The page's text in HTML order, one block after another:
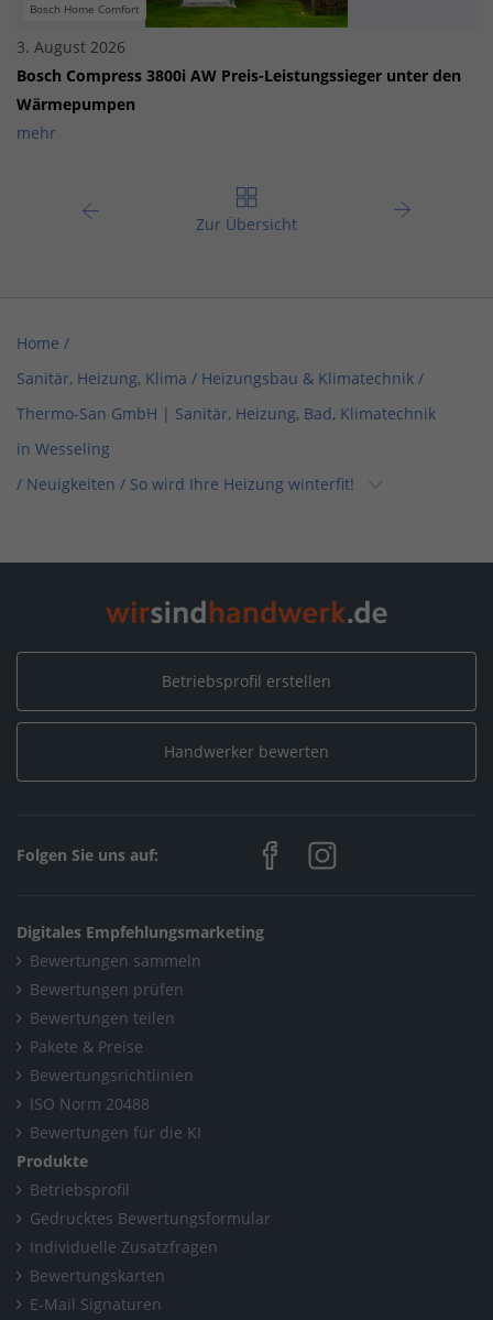
Bosch Home Comfort
3. August 2026
Bosch Compress 3800i AW Preis-Leistungssieger unter den
Wärmepumpen
mehr
Zur Übersicht
Home /
Sanitär, Heizung, Klima / Heizungsbau & Klimatechnik /
Thermo-San GmbH | Sanitär, Heizung, Bad, Klimatechnik
in Wesseling
/ Neuigkeiten / So wird Ihre Heizung winterfit!
Thermo-San GmbH | Sanitär, Heizung, Bad, Klimatechnik in
Sanitär, Heizung, Klima / Installation & Heizungsbau
Thermo-San GmbH | Sanitär, Heizung, Bad, Klimatechnik in
/ Neuigkeiten / So wird Ihre Heizung winterfit!
Thermo-San GmbH | Sanitär, Heizung, Bad, Klimatechnik in
/ Neuigkeiten / So wird Ihre Heizung winterfit!
Home /
Sanitär, Heizung, Klima / Solar, Photovoltaik & Erneuerbare
Energien
Thermo-San GmbH | Sanitär, Heizung, Bad, Klimatechnik in
Wesseling
/ Neuigkeiten /
Home /
Sanitär, Heizung, Klima / Wärme-, Kälte- &
Schallschutzisolation
Betriebsprofil erstellen
Handwerker bewerten
Folgen Sie uns auf:
Digitales Empfehlungsmarketing
Bewertungen sammeln
Bewertungen prüfen
Bewertungen teilen
Pakete & Preise
Bewertungsrichtlinien
ISO Norm 20488
Bewertungen für die KI
Produkte
Betriebsprofil
Gedrucktes Bewertungsformular
Individuelle Zusatzfragen
Bewertungskarten
E-Mail Signaturen